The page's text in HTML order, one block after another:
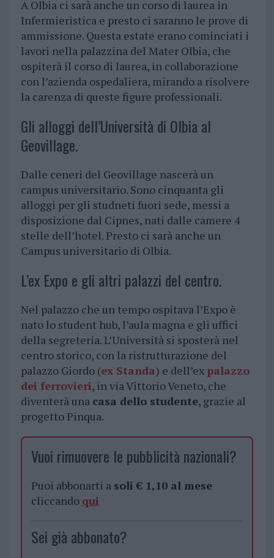
A Olbia ci sarà anche un corso di laurea in
Infermieristica e presto ci saranno le prove di
ammissione. Questa estate erano cominciati i
lavori nella palazzina del Mater Olbia, che
ospiterà il corso di laurea, in collaborazione
con l’azienda ospedaliera, mirando a risolvere
la carenza di queste figure professionali.
Gli alloggi dell’Università di Olbia al
Geovillage.
Dalle ceneri del Geovillage nascerà un
campus universitario. Sono cinquanta gli
alloggi per gli studneti fuori sede, messi a
disposizione dal Cipnes, nati dalle camere 4
stelle dell’hotel. Presto ci sarà anche un
Campus universitario di Olbia.
L’ex Expo e gli altri palazzi del centro.
Nel palazzo che un tempo ospitava l’Expo è
nato lo student hub, l’aula magna e gli uffici
della segreteria. L’Università si sposterà nel
centro storico, con la ristrutturazione del
palazzo Giordo (ex Standa) e dell’ex palazzo
dei ferrovieri, in via Vittorio Veneto, che
diventerà una casa dello studente, grazie al
progetto Pinqua.
Vuoi rimuovere le pubblicità nazionali?
Puoi abbonarti a soli € 1,10 al mese
cliccando qui
Sei già abbonato?